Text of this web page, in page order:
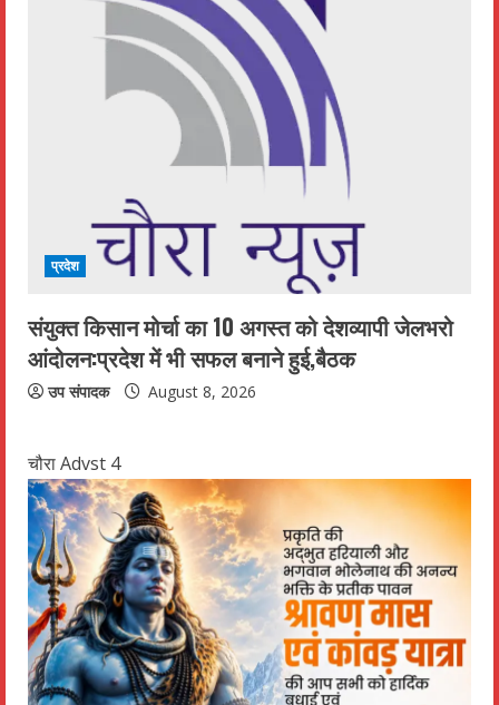
प्रदेश
संयुक्त किसान मोर्चा का 10 अगस्त को देशव्यापी जेलभरो
आंदोलन:प्रदेश में भी सफल बनाने हुई,बैठक
उप संपादक August 8, 2026
चौरा Advst 4